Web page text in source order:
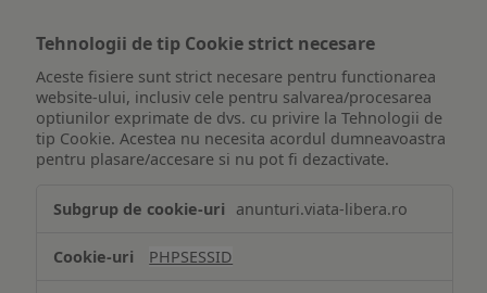
Tehnologii de tip Cookie strict necesare
Aceste fisiere sunt strict necesare pentru functionarea
website-ului, inclusiv cele pentru salvarea/procesarea
optiunilor exprimate de dvs. cu privire la Tehnologii de
tip Cookie. Acestea nu necesita acordul dumneavoastra
pentru plasare/accesare si nu pot fi dezactivate.
de
Cookie
anunturi.viata-libera.ro
PHPSESSID